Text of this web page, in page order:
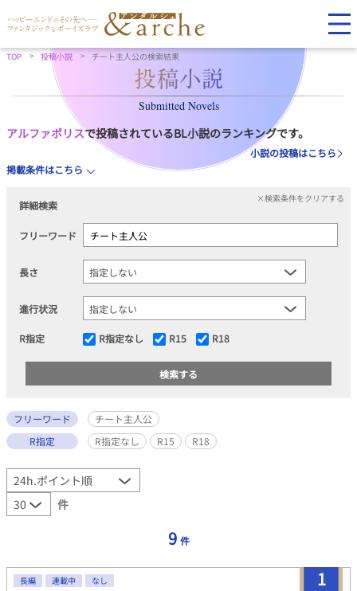
TOP 投稿小説 チート主人公の検索結果
Submitted Novels
アルファポリスで投稿されているBL小説のランキングです。
小説の投稿はこちら
掲載条件はこちら
詳細検索
×検索条件をクリアする
フリーワード
長さ
進行状況
R指定 R指定なし R15 R18
フリーワード
チート主人公
R指定
R指定なし R15 R18
件
9 件
1
長編 連載中 なし